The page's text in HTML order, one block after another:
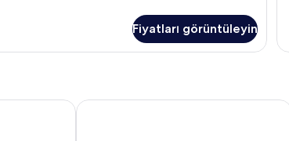
Fiyatları görüntüleyin
Haymarket by Scandic